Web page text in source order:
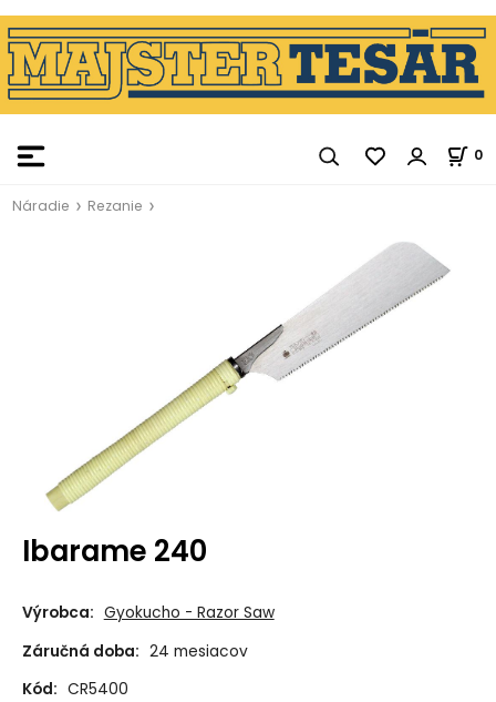
0
Náradie Rezanie
Ibarame 240
Výrobca: Gyokucho - Razor Saw
Záručná doba: 24 mesiacov
Kód: CR5400